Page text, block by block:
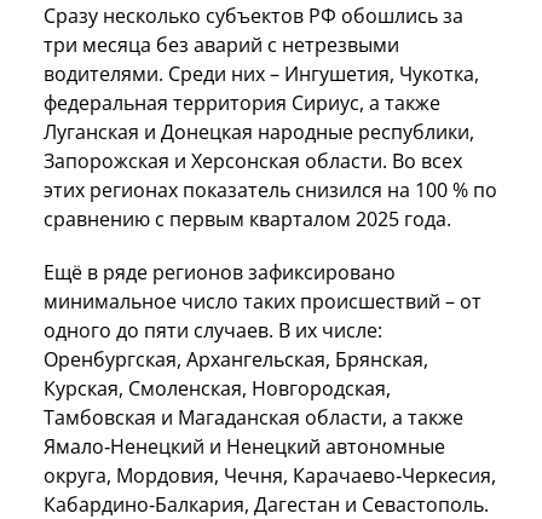
Сразу несколько субъектов РФ обошлись за
три месяца без аварий с нетрезвыми
водителями. Среди них – Ингушетия, Чукотка,
федеральная территория Сириус, а также
Луганская и Донецкая народные республики,
Запорожская и Херсонская области. Во всех
этих регионах показатель снизился на 100 % по
сравнению с первым кварталом 2025 года.
Ещё в ряде регионов зафиксировано
минимальное число таких происшествий – от
одного до пяти случаев. В их числе:
Оренбургская, Архангельская, Брянская,
Курская, Смоленская, Новгородская,
Тамбовская и Магаданская области, а также
Ямало‑Ненецкий и Ненецкий автономные
округа, Мордовия, Чечня, Карачаево‑Черкесия,
Кабардино‑Балкария, Дагестан и Севастополь.